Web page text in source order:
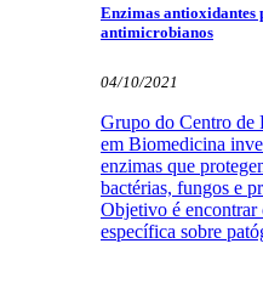
Enzimas antioxidantes
antimicrobianos
04/10/2021
Grupo do Centro de
em Biomedicina
enzimas que
bactérias, fungos e
Objetivo é encontrar
específica sobre